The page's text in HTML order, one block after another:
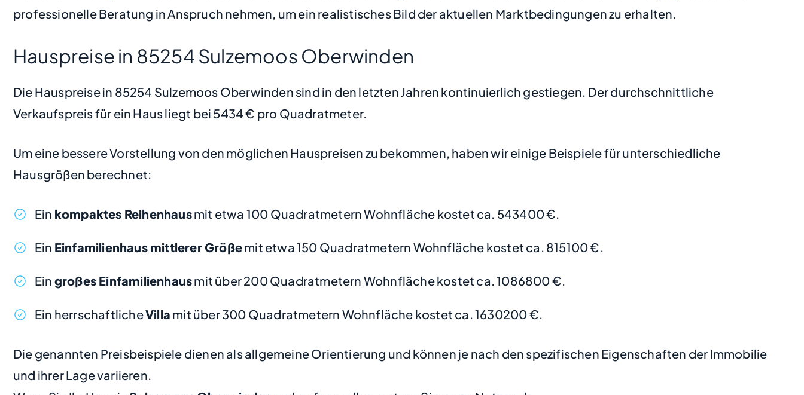
professionelle Beratung in Anspruch nehmen, um ein realistisches Bild der aktuellen Marktbedingungen zu erhalten.
Hauspreise in 85254 Sulzemoos Oberwinden
Die Hauspreise in 85254 Sulzemoos Oberwinden sind in den letzten Jahren kontinuierlich gestiegen. Der durchschnittliche
Verkaufspreis für ein Haus liegt bei 5434 € pro Quadratmeter.
Um eine bessere Vorstellung von den möglichen Hauspreisen zu bekommen, haben wir einige Beispiele für unterschiedliche
Hausgrößen berechnet:
Ein kompaktes Reihenhausmit etwa 100 Quadratmetern Wohnfläche kostet ca. 543400 €.
Ein Einfamilienhaus mittlerer Größemit etwa 150 Quadratmetern Wohnfläche kostet ca. 815100 €.
Ein großes Einfamilienhausmit über 200 Quadratmetern Wohnfläche kostet ca. 1086800 €.
Ein herrschaftlicheVilla mit über 300 Quadratmetern Wohnfläche kostet ca. 1630200 €.
Die genannten Preisbeispiele dienen als allgemeine Orientierung und können je nach den spezifischen Eigenschaften der Immobilie
und ihrer Lage variieren.